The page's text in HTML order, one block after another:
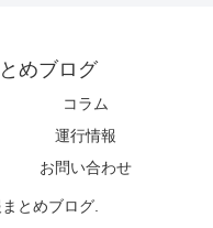
めブログ
コラム
運行情報
お問い合わせ
とめブログ.